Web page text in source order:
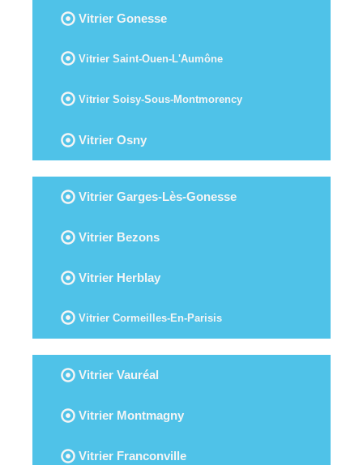
Vitrier Gonesse
Vitrier Saint-Ouen-L'Aumône
Vitrier Soisy-Sous-Montmorency
Vitrier Osny
Vitrier Garges-Lès-Gonesse
Vitrier Bezons
Vitrier Herblay
Vitrier Cormeilles-En-Parisis
Vitrier Vauréal
Vitrier Montmagny
Vitrier Franconville